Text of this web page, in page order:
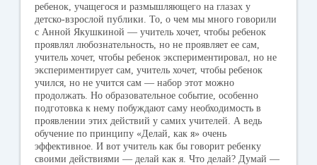
ребенок, учащегося и размышляющего на глазах у
детско-взрослой публики. То, о чем мы много говорили
с Анной Якушкиной — учитель хочет, чтобы ребенок
проявлял любознательность, но не проявляет ее сам,
учитель хочет, чтобы ребенок экспериментировал, но не
экспериментирует сам, учитель хочет, чтобы ребенок
учился, но не учится сам — набор этот можно
продолжать. Но образовательное событие, особенно
подготовка к нему побуждают саму необходимость в
проявлении этих действий у самих учителей. А ведь
обучение по принципу «Делай, как я» очень
эффективное. И вот учитель как бы говорит ребенку
своими действиями — делай как я. Что делай? Думай —